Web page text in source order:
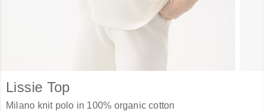
Lissie Top
Milano knit polo in 100% organic cotton